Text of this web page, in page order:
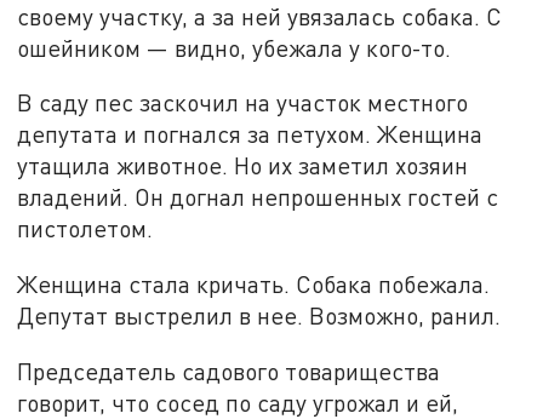
своему участку, а за ней увязалась собака. С
ошейником — видно, убежала у кого-то.
В саду пес заскочил на участок местного
депутата и погнался за петухом. Женщина
утащила животное. Но их заметил хозяин
владений. Он догнал непрошенных гостей с
пистолетом.
Женщина стала кричать. Собака побежала.
Депутат выстрелил в нее. Возможно, ранил.
Председатель садового товарищества
говорит, что сосед по саду угрожал и ей,